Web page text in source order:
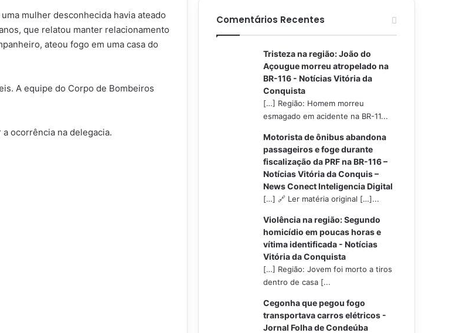
mulher desconhecida havia ateado
que relatou manter relacionamento
ateou fogo em uma casa do
A equipe do Corpo de Bombeiros
ocorrência na delegacia.
Comentários Recentes
Tristeza na região: João do
Açougue morreu atropelado na
BR-116 - Notícias Vitória da
Conquista
[…] Região: Homem morreu
esmagado em acidente na BR-11...
Motorista de ônibus abandona
passageiros e foge durante
fiscalização da PRF na BR-116 –
Notícias Vitória da Conquis –
News Conect Inteligencia Digital
[…] 🔗 Ler matéria original […]...
Violência na região: Segundo
homicídio em poucas horas e
vítima identificada - Notícias
Vitória da Conquista
[…] Região: Jovem foi morto a tiros
dentro de casa [...
Cegonha que pegou fogo
transportava carros elétricos -
Jornal Folha de Condeúba